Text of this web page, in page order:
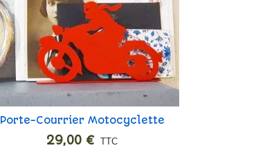
Ajouter
Porte-Courrier Motocyclette
29,00 € TTC